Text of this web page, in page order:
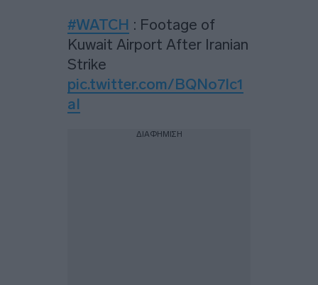
#WATCH : Footage of
Kuwait Airport After Iranian
Strike
pic.twitter.com/BQNo7lc1
aI
ΔΙΑΦΗΜΙΣΗ